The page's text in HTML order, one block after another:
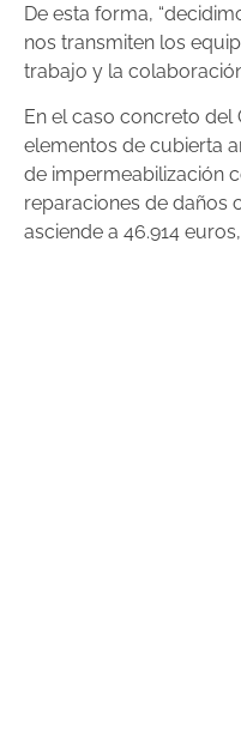
De esta forma,
nos transmiten los
trabajo y la
En el caso concreto del
elementos de cubierta
de impermeabilización
reparaciones de daños
asciende a 46.914